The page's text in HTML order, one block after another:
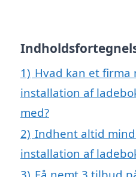
1) Hvad kan et firma
installation af
med?
2) Indhent altid
installation af